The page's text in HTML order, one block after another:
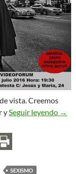
vista. Creemos
ySeguir leyendo →
SEXISMO